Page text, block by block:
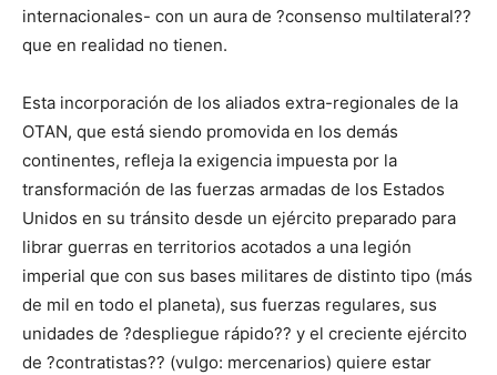
internacionales- con un aura de ?consenso multilateral??
que en realidad no tienen.
Esta incorporación de los aliados extra-regionales de la
OTAN, que está siendo promovida en los demás
continentes, refleja la exigencia impuesta por la
transformación de las fuerzas armadas de los Estados
Unidos en su tránsito desde un ejército preparado para
librar guerras en territorios acotados a una legión
imperial que con sus bases militares de distinto tipo (más
de mil en todo el planeta), sus fuerzas regulares, sus
unidades de ?despliegue rápido?? y el creciente ejército
de ?contratistas?? (vulgo: mercenarios) quiere estar